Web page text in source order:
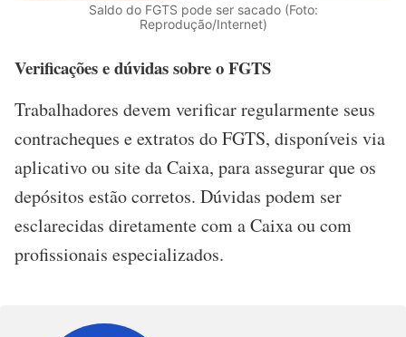
Saldo do FGTS pode ser sacado (Foto:
Reprodução/Internet)
Verificações e dúvidas sobre o FGTS
Trabalhadores devem verificar regularmente seus
contracheques e extratos do FGTS, disponíveis via
aplicativo ou site da Caixa, para assegurar que os
depósitos estão corretos. Dúvidas podem ser
esclarecidas diretamente com a Caixa ou com
profissionais especializados.